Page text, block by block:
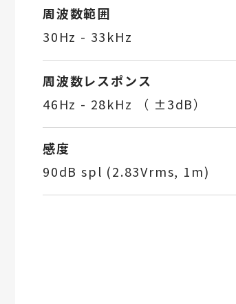
周波数範囲
30Hz - 33kHz
周波数レスポンス
46Hz - 28kHz （ ±3dB）
感度
90dB spl (2.83Vrms, 1m)